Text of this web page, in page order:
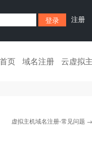
注册
首页 域名注册 云虚拟
虚拟主机域名注册-常见问题